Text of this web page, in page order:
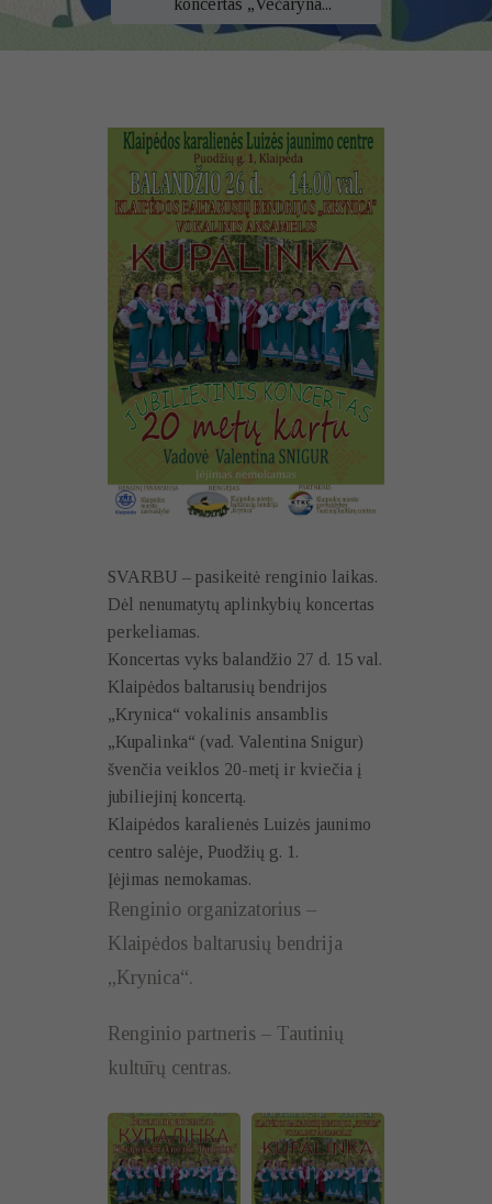
SVARBU – pasikeitė renginio laikas.
Dėl nenumatytų aplinkybių koncertas
perkeliamas.
Koncertas vyks balandžio 27 d. 15 val.
Klaipėdos baltarusių bendrijos
„Krynica“ vokalinis ansamblis
„Kupalinka“ (vad. Valentina Snigur)
švenčia veiklos 20-metį ir kviečia į
jubiliejinį koncertą.
Klaipėdos karalienės Luizės jaunimo
centro salėje, Puodžių g. 1.
Įėjimas nemokamas.
Renginio organizatorius –
Klaipėdos baltarusių bendrija
„Krynica“.
Renginio partneris – Tautinių
kultūrų centras.